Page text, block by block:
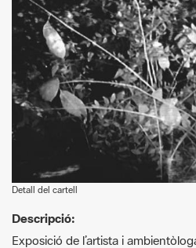
Detall del cartell
Exposició de l’artista i
Inauguració i concert a càrrec de